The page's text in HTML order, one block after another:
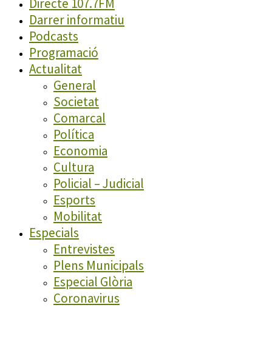
Directe 107.7FM
Darrer informatiu
Podcasts
Programació
Actualitat
General
Societat
Comarcal
Política
Economia
Cultura
Policial – Judicial
Esports
Mobilitat
Especials
Entrevistes
Plens Municipals
Especial Glòria
Coronavirus